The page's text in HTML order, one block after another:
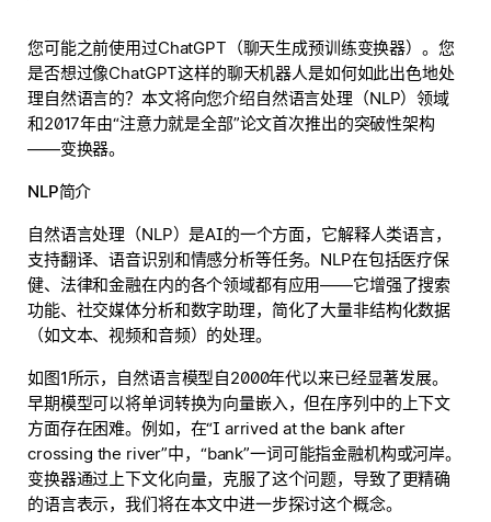
您可能之前使用过ChatGPT（聊天生成预训练变换器）。您
是否想过像ChatGPT这样的聊天机器人是如何如此出色地处
理自然语言的？本文将向您介绍自然语言处理（NLP）领域
和2017年由“注意力就是全部”论文首次推出的突破性架构
——变换器。
NLP简介
自然语言处理（NLP）是AI的一个方面，它解释人类语言，
支持翻译、语音识别和情感分析等任务。NLP在包括医疗保
健、法律和金融在内的各个领域都有应用——它增强了搜索
功能、社交媒体分析和数字助理，简化了大量非结构化数据
（如文本、视频和音频）的处理。
如图1所示，自然语言模型自2000年代以来已经显著发展。
早期模型可以将单词转换为向量嵌入，但在序列中的上下文
方面存在困难。例如，在“I arrived at the bank after
crossing the river”中，“bank”一词可能指金融机构或河岸。
变换器通过上下文化向量，克服了这个问题，导致了更精确
的语言表示，我们将在本文中进一步探讨这个概念。